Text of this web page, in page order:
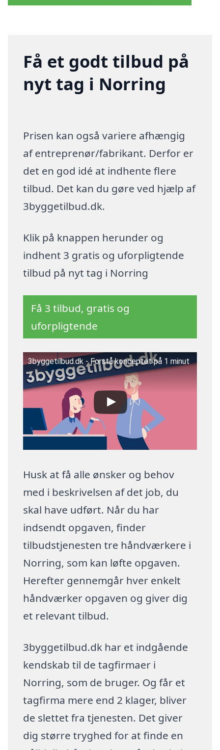
Få et godt tilbud på
nyt tag i Norring
Prisen kan også variere afhængig
af entreprenør/fabrikant. Derfor er
det en god idé at indhente flere
tilbud. Det kan du gøre ved hjælp af
3byggetilbud.dk.
Klik på knappen herunder og
indhent 3 gratis og uforpligtende
tilbud på nyt tag i Norring
Få 3 tilbud, gratis og
uforpligtende
3byggetilbud.dk - Forstå konceptet på 1 minut
Husk at få alle ønsker og behov
med i beskrivelsen af det job, du
skal have udført. Når du har
indsendt opgaven, finder
tilbudstjenesten tre håndværkere i
Norring, som kan løfte opgaven.
Herefter gennemgår hver enkelt
håndværker opgaven og giver dig
et relevant tilbud.
3byggetilbud.dk har et indgående
kendskab til de tagfirmaer i
Norring, som de bruger. Og får et
tagfirma mere end 2 klager, bliver
de slettet fra tjenesten. Det giver
dig større tryghed for at finde en